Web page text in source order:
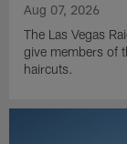
Aug 07, 2026
The Las Vegas
give members of
haircuts.